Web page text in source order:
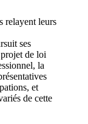
ses
de loi
la
et
de cette